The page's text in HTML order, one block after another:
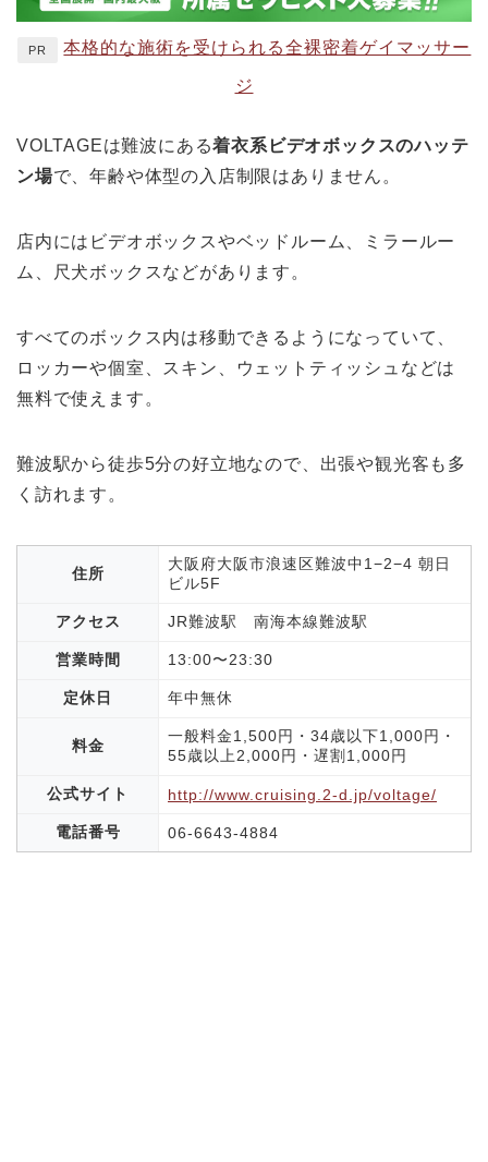
PR 本格的な施術を受けられる全裸密着ゲイマッサー
ジ
VOLTAGEは難波にある着衣系ビデオボックスのハッテ
ン場で、年齢や体型の入店制限はありません。
店内にはビデオボックスやベッドルーム、ミラールー
ム、尺犬ボックスなどがあります。
すべてのボックス内は移動できるようになっていて、
ロッカーや個室、スキン、ウェットティッシュなどは
無料で使えます。
難波駅から徒歩5分の好立地なので、出張や観光客も多
く訪れます。
住所
大阪府大阪市浪速区難波中1−2−4 朝日
ビル5F
アクセス JR難波駅 南海本線難波駅
営業時間 13:00〜23:30
定休日 年中無休
料金
一般料金1,500円・34歳以下1,000円・
55歳以上2,000円・遅割1,000円
公式サイト http://www.cruising.2-d.jp/voltage/
電話番号 06-6643-4884